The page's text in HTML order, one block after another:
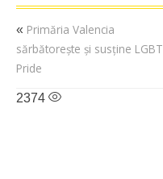
« Primăria Valencia
sărbătorește și susține LGBT
Pride
2374